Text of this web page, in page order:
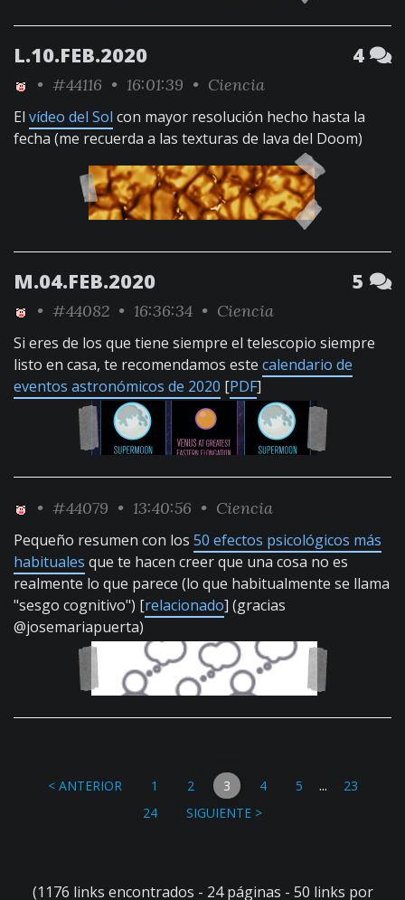
L.10.FEB.2020 4
• #44116 • 16:01:39 • Ciencia
El vídeo del Sol con mayor resolución hecho hasta la
fecha (me recuerda a las texturas de lava del Doom)
M.04.FEB.2020 5
• #44082 • 16:36:34 • Ciencia
Si eres de los que tiene siempre el telescopio siempre
listo en casa, te recomendamos este calendario de
eventos astronómicos de 2020 [PDF]
• #44079 • 13:40:56 • Ciencia
Pequeño resumen con los 50 efectos psicológicos más
habituales que te hacen creer que una cosa no es
realmente lo que parece (lo que habitualmente se llama
"sesgo cognitivo") [relacionado] (gracias
@josemariapuerta)
< ANTERIOR 1 2 3 4 5 ...
23
24
SIGUIENTE >
(1176 links encontrados - 24 páginas - 50 links por